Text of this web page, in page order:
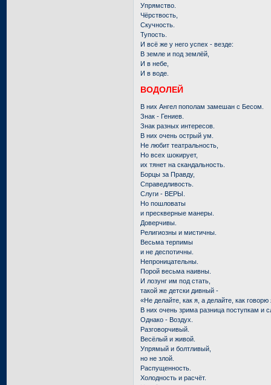
Упрямство.
Чёрствость,
Скучность.
Тупость.
И всё же у него успех - везде:
В земле и под землёй,
И в небе,
И в воде.
ВОДОЛЕЙ
В них Ангел пополам замешан с Бесом.
Знак - Гениев.
Знак разных интересов.
В них очень острый ум.
Не любит театральность,
Но всех шокирует,
их тянет на скандальность.
Борцы за Правду,
Справедливость.
Слуги - ВЕРЫ.
Но пошловаты
и прескверные манеры.
Доверчивы.
Религиозны и мистичны.
Весьма терпимы
и не деспотичны.
Непроницательны.
Порой весьма наивны.
И лозунг им под стать,
такой же детски дивный -
«Не делайте, как я, а делайте, как
В них очень зрима разница поступкам и
Однако - Воздух.
Разговорчивый.
Весёлый и живой.
Упрямый и болтливый,
но не злой.
Распущенность.
Холодность и расчёт.